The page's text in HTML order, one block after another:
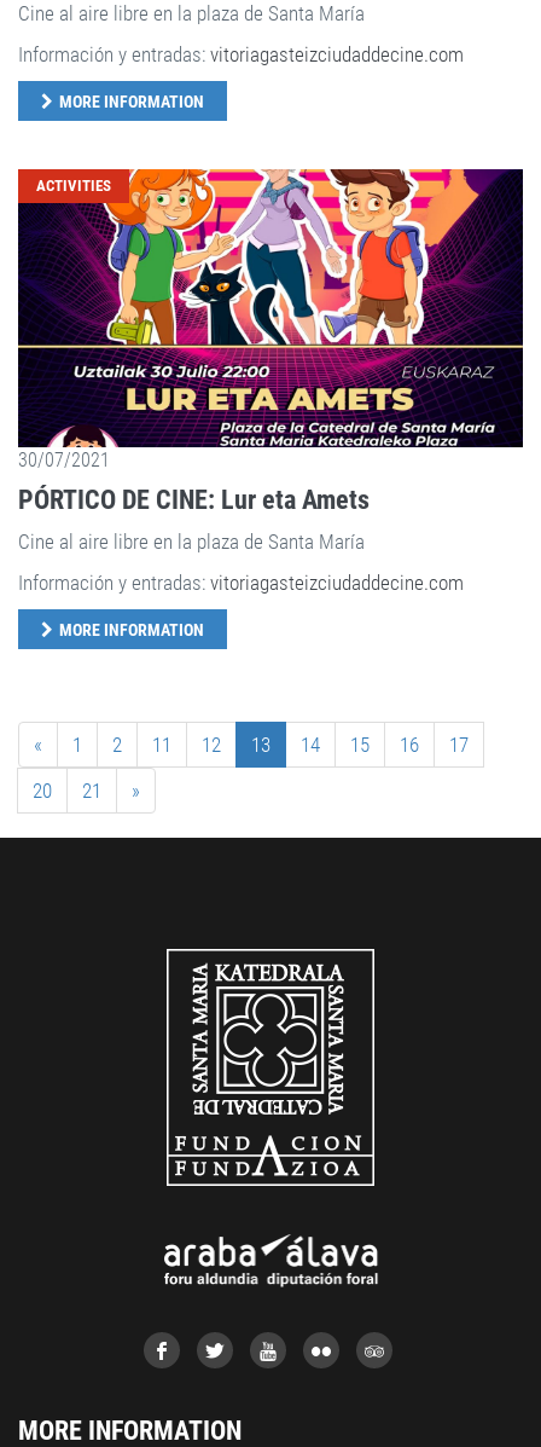
Cine al aire libre en la plaza de Santa María
Información y entradas: vitoriagasteizciudaddecine.com
MORE INFORMATION
ACTIVITIES
30/07/2021
PÓRTICO DE CINE: Lur eta Amets
Cine al aire libre en la plaza de Santa María
Información y entradas: vitoriagasteizciudaddecine.com
MORE INFORMATION
« 1 2 11 12 13 14 15 16
17
20
21 »
MORE INFORMATION